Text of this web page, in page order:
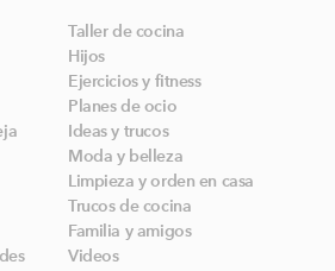
Taller de cocina
Hijos
Ejercicios y fitness
Planes de ocio
Ideas y trucos
Moda y belleza
Limpieza y orden en casa
Trucos de cocina
Familia y amigos
Videos